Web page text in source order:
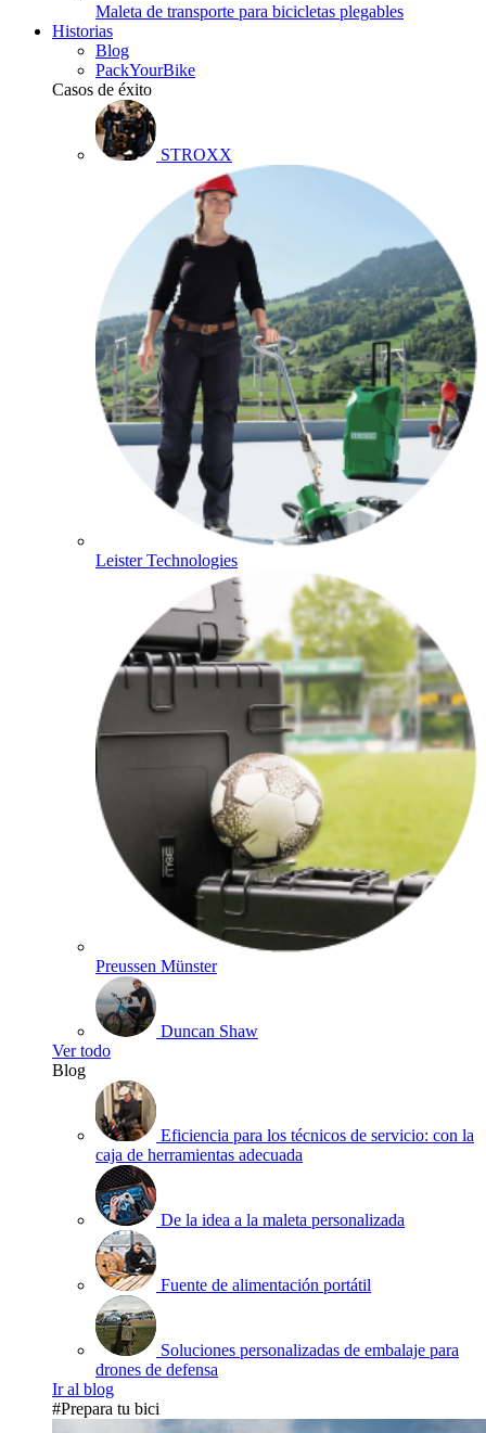
Maleta de transporte para bicicletas plegables
Historias
Blog
PackYourBike
Casos de éxito
STROXX
Leister Technologies
Preussen Münster
Duncan Shaw
Ver todo
Blog
Eficiencia para los técnicos de servicio: con la
caja de herramientas adecuada
De la idea a la maleta personalizada
Fuente de alimentación portátil
Soluciones personalizadas de embalaje para
drones de defensa
Ir al blog
#Prepara tu bici